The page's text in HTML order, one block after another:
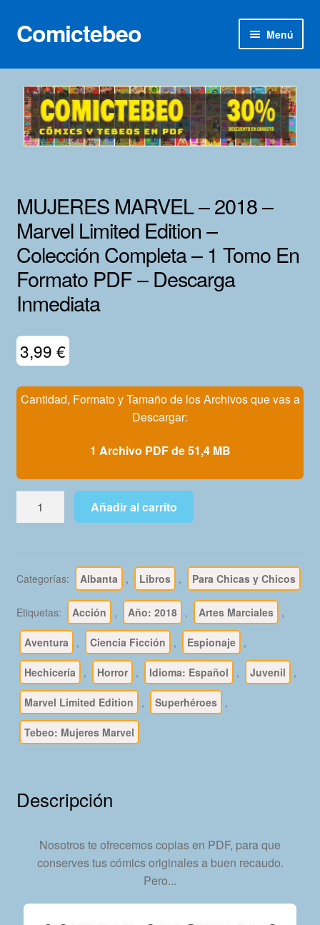
Ir
a
Ir
al
Comictebeo Menú
Inicio
Categorías
Franco-Belga
Lotes 100
Adultos
Porno 3D
Mi Cuenta
MUJERES MARVEL – 2018 –
Marvel Limited Edition –
Colección Completa – 1 Tomo En
Formato PDF – Descarga
Inmediata
3,99 €
Cantidad, Formato y Tamaño de los Archivos que vas a
Descargar:
1 Archivo PDF de 51,4 MB
MARVEL
Marvel
Limited
Edition
Colección
Completa
–
1
Tomo
En
Inmediata
Añadir al carrito
Categorías: Albanta , Libros , Para Chicas y Chicos
Etiquetas: Acción , Año: 2018 , Artes Marciales ,
Aventura , Ciencia Ficción , Espionaje ,
Hechicería , Horror , Idioma: Español , Juvenil ,
Marvel Limited Edition , Superhéroes ,
Tebeo: Mujeres Marvel
Descripción
Nosotros te ofrecemos copias en PDF, para que
conserves tus cómics originales a buen recaudo.
Pero...